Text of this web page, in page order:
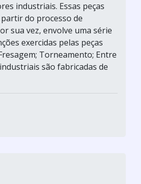
industriais. Essas peças
do processo de
sua vez, envolve uma série
exercidas pelas peças
Torneamento; Entre
são fabricadas de